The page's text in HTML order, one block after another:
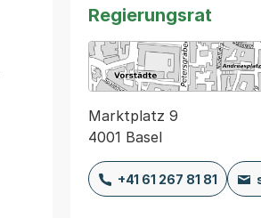
Regierungsrat
Marktplatz 9
4001 Basel
+41 61 267 81 81